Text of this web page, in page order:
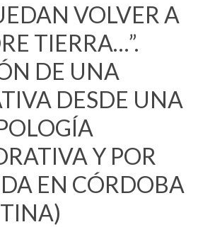
VOLVER A
TIERRA…”.
DE UNA
DESDE UNA
Y POR
EN CÓRDOBA